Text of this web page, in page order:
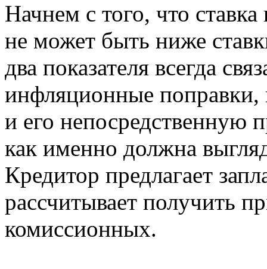
Начнем с того, что
не может быть ниже
два показателя всегда
инфляционные поправки,
и его непосредственную
как именно должна
Кредитор предлагает
рассчитывает получить
комиссионных.